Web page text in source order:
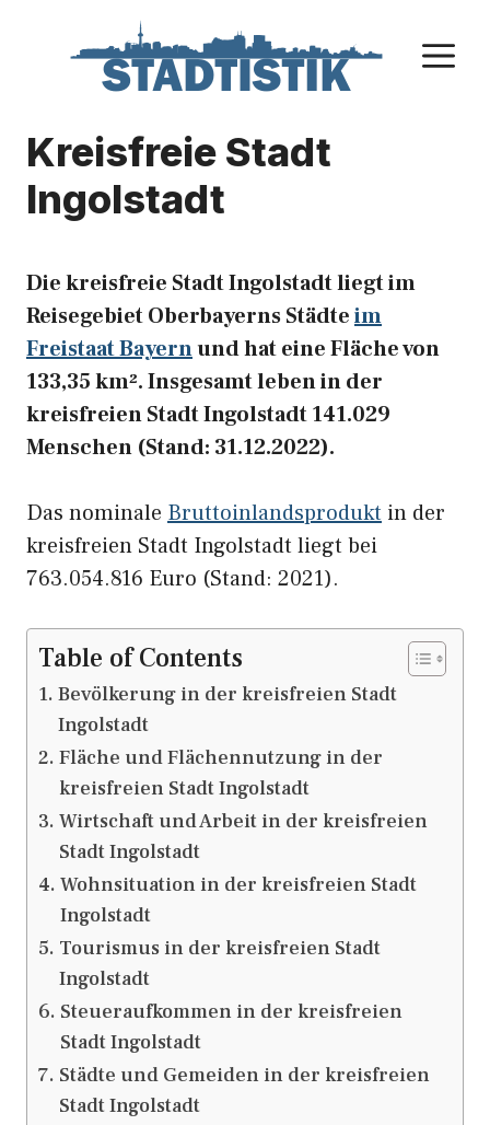
Kreisfreie Stadt
Ingolstadt
Die kreisfreie Stadt Ingolstadt liegt im
Reisegebiet Oberbayerns Städteim
Freistaat Bayernund hat eine Fläche von
133,35 km². Insgesamt leben in der
kreisfreien Stadt Ingolstadt 141.029
Menschen (Stand: 31.12.2022).
Das nominale Bruttoinlandsprodukt in der
kreisfreien Stadt Ingolstadt liegt bei
763.054.816 Euro (Stand: 2021).
Table of Contents
Bevölkerung in der kreisfreien Stadt
Ingolstadt
Fläche und Flächennutzung in der
kreisfreien Stadt Ingolstadt
Wirtschaft und Arbeit in der kreisfreien
Stadt Ingolstadt
Wohnsituation in der kreisfreien Stadt
Ingolstadt
Tourismus in der kreisfreien Stadt
Ingolstadt
Steueraufkommen in der kreisfreien
Stadt Ingolstadt
Städte und Gemeiden in der kreisfreien
Stadt Ingolstadt